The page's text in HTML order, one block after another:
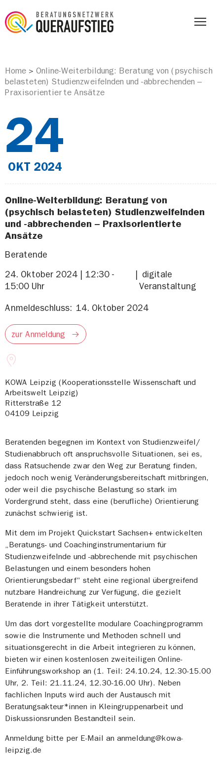
Home > Online-Weiterbildung: Beratung von (psychisch
belasteten) Studienzweifelnden und -abbrechenden –
Praxisorientierte Ansätze
24
OKT 2024
Online-Weiterbildung: Beratung von
(psychisch belasteten) Studienzweifelnden
und -abbrechenden – Praxisorientierte
Ansätze
Beratende
24. Oktober 2024 | 12:30 -
15:00 Uhr
digitale
Veranstaltung
Anmeldeschluss: 14. Oktober 2024
zur Anmeldung
KOWA Leipzig (Kooperationsstelle Wissenschaft und
Arbeitswelt Leipzig)
Ritterstraße 12
04109 Leipzig
Beratenden begegnen im Kontext von Studienzweifel/
Studienabbruch oft anspruchsvolle Situationen, sei es,
dass Ratsuchende zwar den Weg zur Beratung finden,
jedoch noch wenig Veränderungsbereitschaft mitbringen,
oder weil die psychische Belastung so stark im
Vordergrund steht, dass eine (berufliche) Orientierung
zunächst schwierig ist.
Mit dem im Projekt Quickstart Sachsen+ entwickelten
„Beratungs- und Coachinginstrumentarium für
Studienzweifelnde und -abbrechende mit psychischen
Belastungen und einem besonders hohen
Orientierungsbedarf“ steht eine regional übergreifend
nutzbare Handreichung zur Verfügung, die gezielt
Beratende in ihrer Tätigkeit unterstützt.
Um das dort vorgestellte modulare Coachingprogramm
sowie die Instrumente und Methoden schnell und
situationsgerecht in die Arbeit integrieren zu können,
bieten wir einen kostenlosen zweiteiligen Online-
Einführungsworkshop an (1. Teil: 24.10.24, 12.30-15.00
Uhr, 2. Teil: 21.11.24, 12.30-16.00 Uhr). Neben
fachlichen Inputs wird auch der Austausch mit
Beratungsakteur*innen in Kleingruppenarbeit und
Diskussionsrunden Bestandteil sein.
Anmeldung bitte per E-Mail an anmeldung@kowa-
leipzig.de